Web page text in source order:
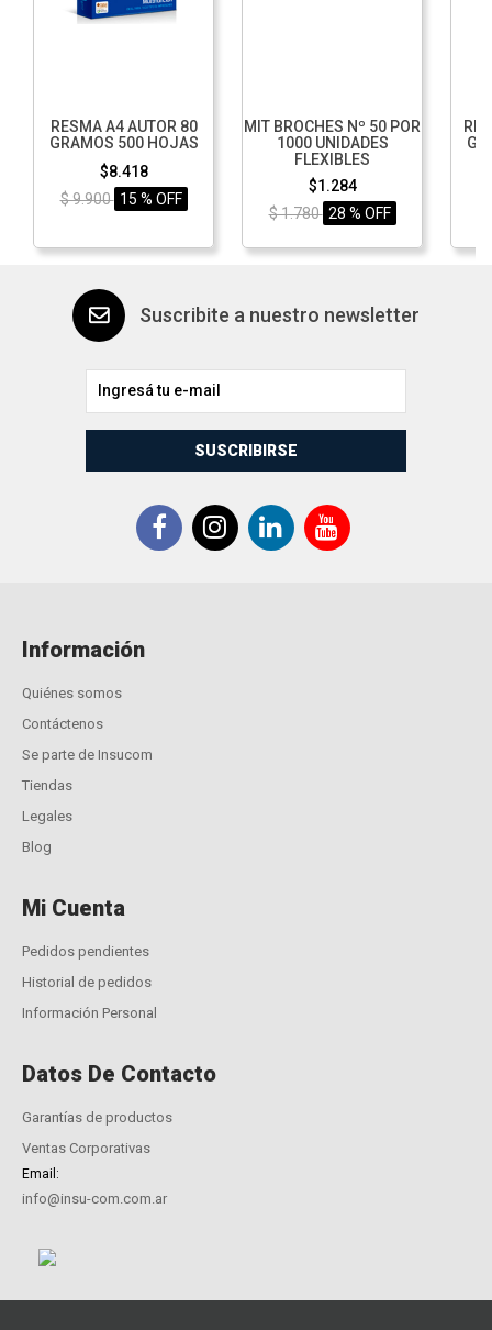
RESMA A4 AUTOR 80
GRAMOS 500 HOJAS
$8.418
$ 9.900 15 % OFF
MIT BROCHES Nº 50 POR
1000 UNIDADES
FLEXIBLES
$1.284
$ 1.780 28 % OFF
Suscribite a nuestro newsletter
SUSCRIBIRSE
Información
Quiénes somos
Contáctenos
Se parte de Insucom
Tiendas
Legales
Blog
Mi Cuenta
Pedidos pendientes
Historial de pedidos
Información Personal
Datos De Contacto
Garantías de productos
Ventas Corporativas
Email:
info@insu-com.com.ar